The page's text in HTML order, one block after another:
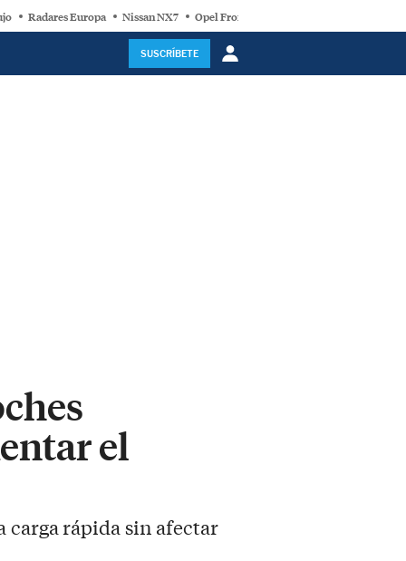
Radares Europa Nissan NX7 Opel Frontera Electric
SUSCRÍBETE
el
carga rápida sin afectar